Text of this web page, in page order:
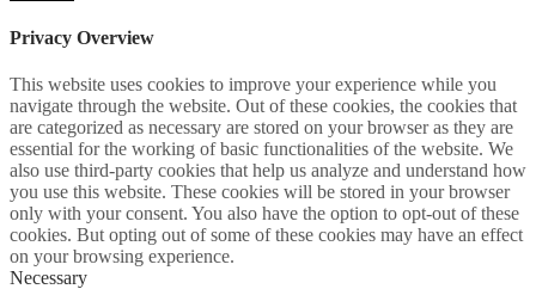
Privacy Overview
This website uses cookies to improve your experience while you
navigate through the website. Out of these cookies, the cookies that
are categorized as necessary are stored on your browser as they are
essential for the working of basic functionalities of the website. We
also use third-party cookies that help us analyze and understand how
you use this website. These cookies will be stored in your browser
only with your consent. You also have the option to opt-out of these
cookies. But opting out of some of these cookies may have an effect
on your browsing experience.
Necessary